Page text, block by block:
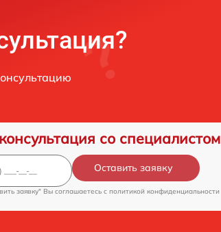
со специалистом
Оставить заявку
заявку" Вы соглашаетесь c политикой конфиденциальности